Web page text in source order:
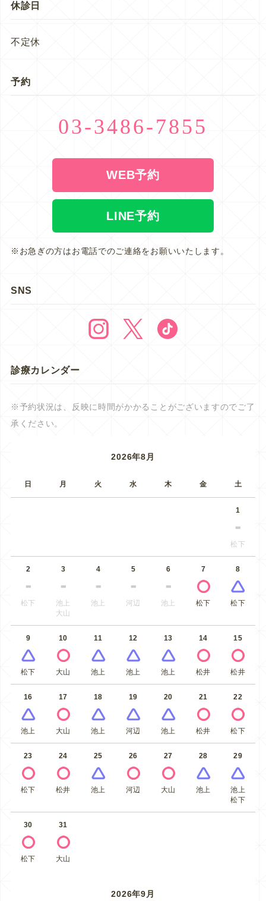
休診日
不定休
予約
03-3486-7855
WEB予約
LINE予約
※お急ぎの方はお電話でのご連絡をお願いいたします。
SNS
診療カレンダー
※予約状況は、反映に時間がかかることがございますのでご了
承ください。
2026年8月
日 月 火 水 木 金 土
1
松下
2
松下
3
池上
大山
4
池上
5
河辺
6
池上
7
松下
8
松下
9
松下
10
大山
11
池上
12
池上
13
池上
14
松井
15
松井
16
池上
17
大山
18
池上
19
河辺
20
池上
21
松井
22
松下
23
松下
24
松井
25
池上
26
河辺
27
大山
28
池上
29
池上
松下
30
松下
31
大山
2026年9月